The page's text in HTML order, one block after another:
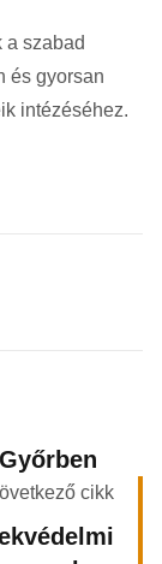
a szabad
és gyorsan
intézéséhez.
cikk